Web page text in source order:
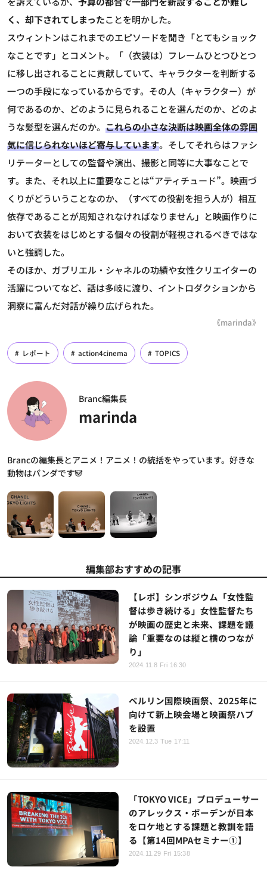
く、却下されてしまったことを明かした。
スウィントンはこれまでのエピソードを聞き「とてもショック
なことです」とコメント。「（衣装は）フレームひとつひとつ
に移し出されることに貢献していて、キャラクターを判断する
一つの手段になっているからです。その人（キャラクター）が
何であるのか、どのように見られることを選んだのか、どのよ
うな髪型を選んだのか。 これらの小さな決断は映画全体の雰囲
気に信じられないほど寄与しています。そしてそれらはファシ
リテーターとしての監督や演出、撮影と同等に大事なことで
す。また、それ以上に重要なことは“アティチュード”。映画づ
くりがどういうことなのか、（すべての役割を担う人が）相互
依存であることが周知されなければなりません」と映画作りに
おいて衣装をはじめとする個々の役割が軽視されるべきではな
いと強調した。
そのほか、ガブリエル・シャネルの功績や女性クリエイターの
活躍についてなど、話は多岐に渡り、イントロダクションから
洞察に富んだ対話が繰り広げられた。
《marinda》
レポート action4cinema TOPICS
Branc編集長
marinda
Brancの編集長とアニメ！アニメ！の統括をやっています。好きな
動物はパンダです🐼
編集部おすすめの記事
【レポ】シンポジウム「女性監
督は歩き続ける」女性監督たち
が映画の歴史と未来、課題を議
論「重要なのは縦と横のつなが
り」
2024.11.8 Fri 16:30
ベルリン国際映画祭、2025年に
向けて新上映会場と映画祭ハブ
を設置
2024.12.3 Tue 17:11
「TOKYO VICE」プロデューサー
のアレックス・ボーデンが日本
をロケ地とする課題と教訓を語
る【第14回MPAセミナー①】
2024.11.29 Fri 15:38